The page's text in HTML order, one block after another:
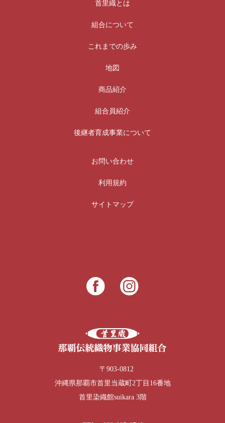
首里織とは
組合について
これまでの歩み
地図
商品紹介
組合員紹介
後継者育成事業について
お問い合わせ
利用規約
サイトマップ
〒903-0812
沖縄県那覇市首里当蔵町2丁目16番地
首里染織館suikara 3階